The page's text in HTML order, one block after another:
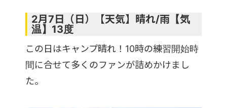
2月7日（日）【天気】晴れ/雨【気
温】13度
この日はキャンプ晴れ！10時の練習開始時
間に合せて多くのファンが詰めかけまし
た。